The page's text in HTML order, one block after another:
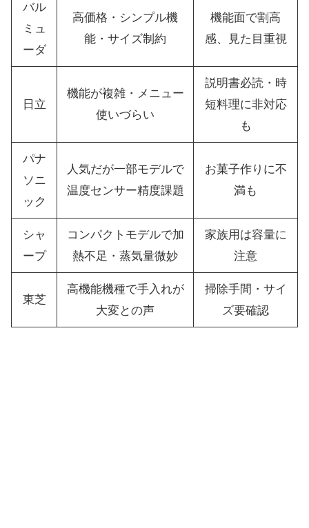
バル
ミュ
ーダ
高価格・シンプル機
能・サイズ制約
機能面で割高
感、見た目重視
日立
機能が複雑・メニュー
使いづらい
説明書必読・時
短料理に非対応
も
パナ
ソニ
ック
人気だが一部モデルで
温度センサー精度課題
お菓子作りに不
満も
シャ
ープ
コンパクトモデルで加
熱不足・蒸気量微妙
家族用は容量に
注意
東芝
高機能機種で手入れが
大変との声
掃除手間・サイ
ズ要確認